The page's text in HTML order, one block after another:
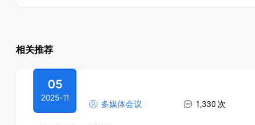
相关推荐
05
2025-11
多媒体会议 1,330 次